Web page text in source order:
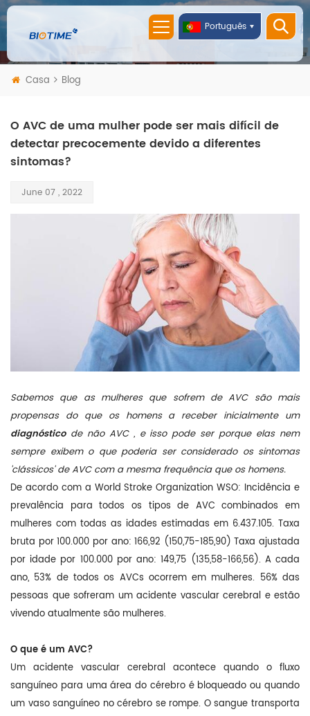
Português
Casa Blog
O AVC de uma mulher pode ser mais difícil de
detectar precocemente devido a diferentes
sintomas?
June 07 , 2022
Sabemos que as mulheres que sofrem de AVC são mais
propensas do que os homens a receber inicialmente um
diagnóstico de não AVC , e isso pode ser porque elas nem
sempre exibem o que poderia ser considerado os sintomas
'clássicos' de AVC com a mesma frequência que os homens.
De acordo com a World Stroke Organization WSO: Incidência e
prevalência para todos os tipos de AVC combinados em
mulheres com todas as idades estimadas em 6.437.105. Taxa
bruta por 100.000 por ano: 166,92 (150,75-185,90) Taxa ajustada
por idade por 100.000 por ano: 149,75 (135,58-166,56). A cada
ano, 53% de todos os AVCs ocorrem em mulheres. 56% das
pessoas que sofreram um acidente vascular cerebral e estão
vivendo atualmente são mulheres.
O que é um AVC?
Um acidente vascular cerebral acontece quando o fluxo
sanguíneo para uma área do cérebro é bloqueado ou quando
um vaso sanguíneo no cérebro se rompe. O sangue transporta